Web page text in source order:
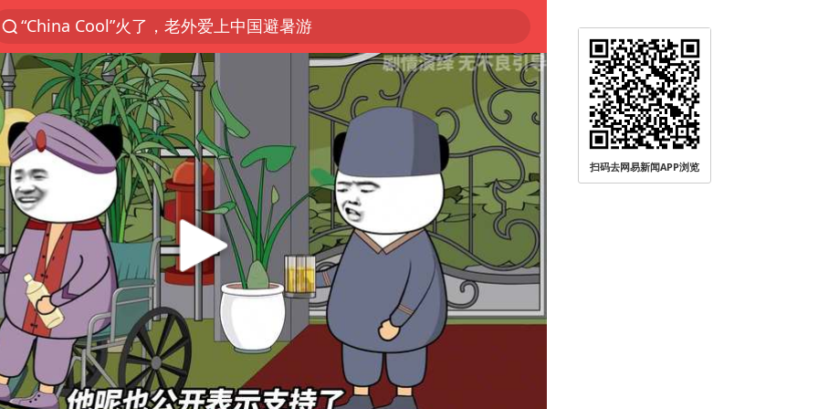
“China Cool”火了，老外爱上中国避暑游
台风白海豚闭眼浙江上海处于危险半圆
香港宏福苑火灾或由烟头引起
四川宜宾市珙县发生3.4级地震
中国父女泰国骑摩托车坠崖1死1伤
网约车司机充电时猝死保险拒赔
周末打虎 宋致远被查
白海豚将正面袭击贯穿浙江
浙江台州《告全体市民书》
多所高校取消艺考
多个明星演唱会取消
扫码去网易新闻APP浏览